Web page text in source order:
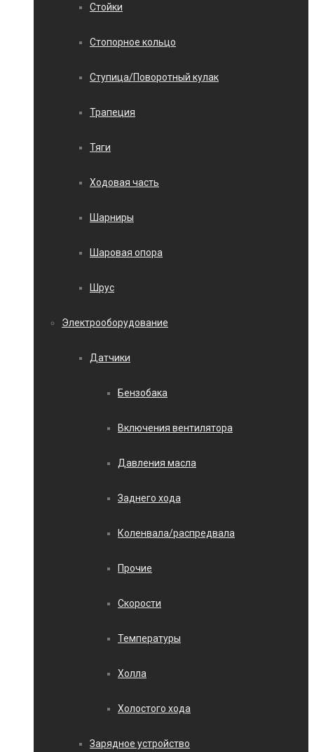
Стойки
Стопорное кольцо
Ступица/Поворотный кулак
Трапеция
Тяги
Ходовая часть
Шарниры
Шаровая опора
Шрус
Электрооборудование
Датчики
Бензобака
Включения вентилятора
Давления масла
Заднего хода
Коленвала/распредвала
Прочие
Скорости
Температуры
Холла
Холостого хода
Зарядное устройство